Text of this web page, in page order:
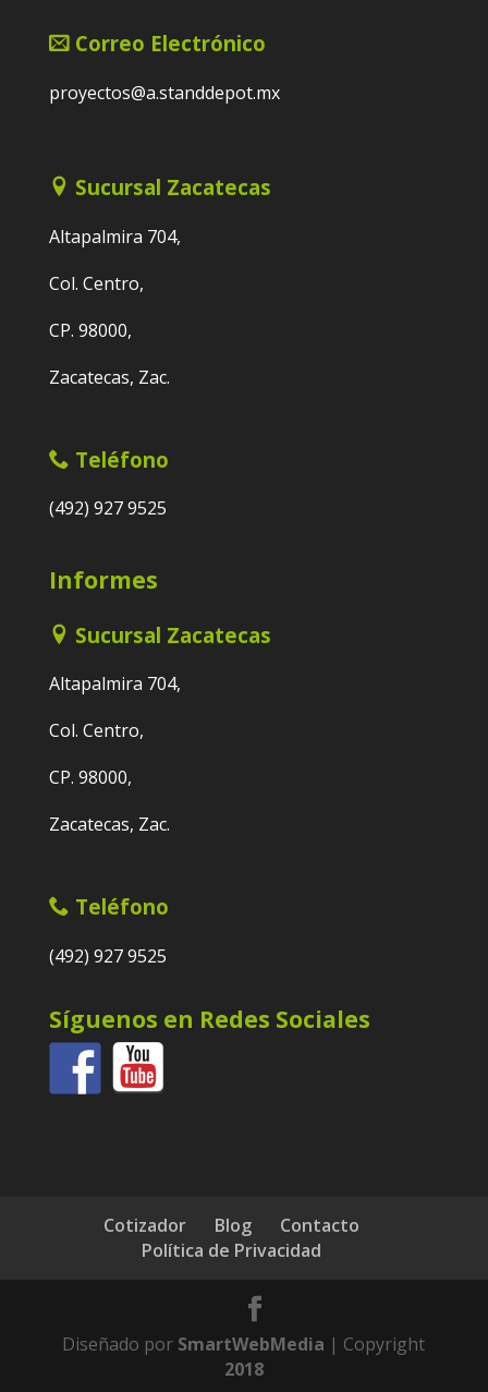
Correo Electrónico
proyectos@a.standdepot.mx
Sucursal Zacatecas
Altapalmira 704,
Col. Centro,
CP. 98000,
Zacatecas, Zac.
Teléfono
(492) 927 9525
Informes
Sucursal Zacatecas
Altapalmira 704,
Col. Centro,
CP. 98000,
Zacatecas, Zac.
Teléfono
(492) 927 9525
Síguenos en Redes Sociales
Cotizador Blog
Contacto
Política de Privacidad
Diseñado por SmartWebMedia | Copyright
2018